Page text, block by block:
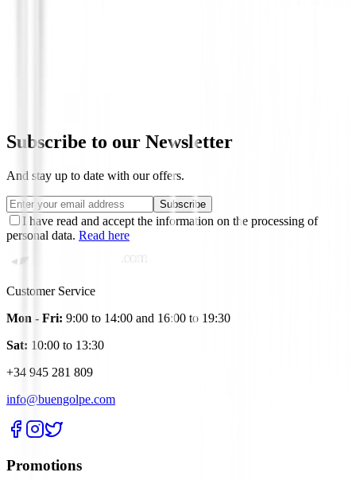
Subscribe to our Newsletter
And stay up to date with our offers.
Subscribe
I have read and accept the information on the processing of
personal data. Read here
Customer Service
Mon - Fri: 9:00 to 14:00 and 16:00 to 19:30
Sat: 10:00 to 13:30
+34 945 281 809
info@buengolpe.com
Promotions